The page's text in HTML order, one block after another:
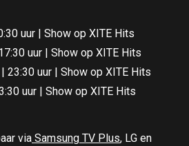
uur | Show op XITE Hits
uur | Show op XITE Hits
23:30 uur | Show op XITE Hits
uur | Show op XITE Hits
via Samsung TV Plus, LG en